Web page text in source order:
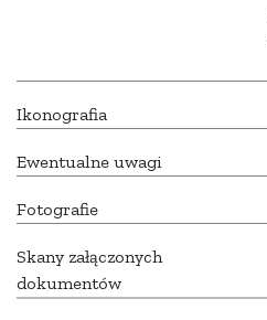
Ikonografia
Ewentualne uwagi
Fotografie
Skany załączonych
dokumentów